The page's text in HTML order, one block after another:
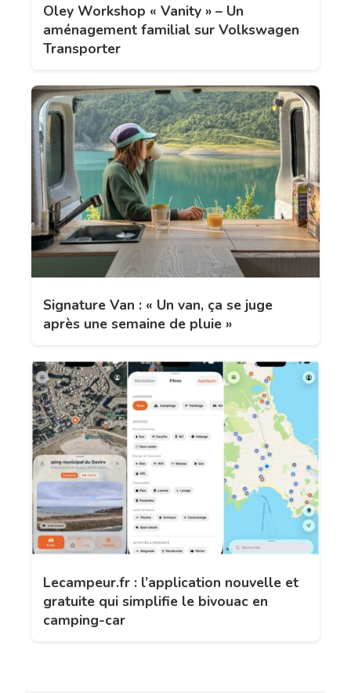
Oley Workshop « Vanity » – Un
aménagement familial sur Volkswagen
Transporter
Signature Van : « Un van, ça se juge
après une semaine de pluie »
Lecampeur.fr : l’application nouvelle et
gratuite qui simplifie le bivouac en
camping-car